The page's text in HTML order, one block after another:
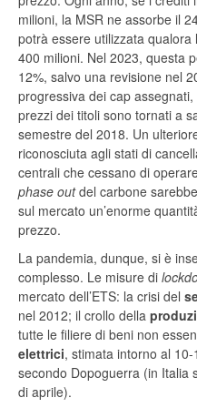
milioni, la MSR ne assorbe il
potrà essere utilizzata
400 milioni. Nel 2023, questa
12%, salvo una revisione nel
progressiva dei cap
prezzi dei titoli sono tornati a
semestre del 2018. Un
riconosciuta agli stati di
centrali che cessano di
phase outdel carbone
sul mercato un’enorme
prezzo.
La pandemia, dunque, si è
complesso. Le misure di
mercato dell’ETS: la crisi del
nel 2012; il crollo della
tutte le filiere di beni non
elettrici, stimata intorno al
secondo Dopoguerra (in Italia
di aprile).